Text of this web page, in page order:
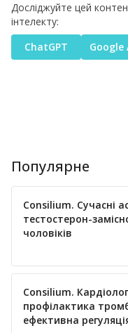
Досліджуйте цей
інтелекту:
ChatGPT
Google
Популярне
Consilium. Сучасні
тестостерон-
чоловіків
Consilium.
профілактика
ефективна